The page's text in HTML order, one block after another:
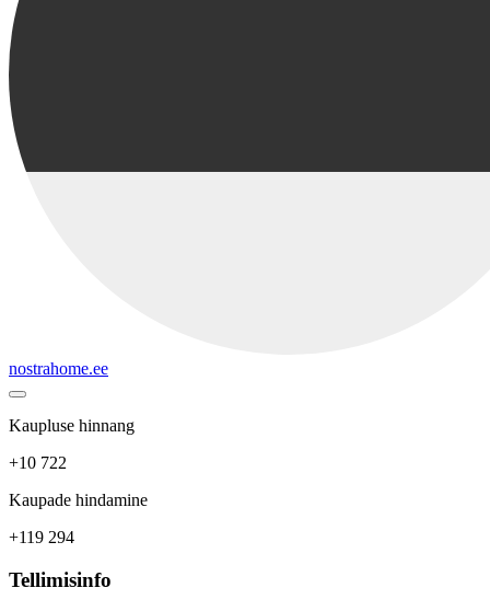
nostrahome.ee
Kaupluse hinnang
+10 722
Kaupade hindamine
+119 294
Tellimisinfo